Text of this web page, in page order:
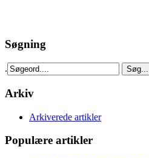
Søgning
.
Arkiv
Arkiverede artikler
Populære artikler